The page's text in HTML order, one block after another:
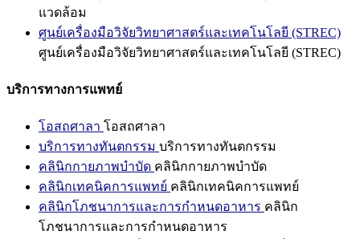
แวดล้อม
ศูนย์เครื่องมือวิจัยวิทยาศาสตร์และเทคโนโลยี (STREC)
ศูนย์เครื่องมือวิจัยวิทยาศาสตร์และเทคโนโลยี (STREC)
บริการทางการแพทย์
โอสถศาลา โอสถศาลา
บริการทางทันตกรรม บริการทางทันตกรรม
คลินิกกายภาพบำบัด คลินิกกายภาพบำบัด
คลินิกเทคนิคการแพทย์ คลินิกเทคนิคการแพทย์
คลินิกโภชนาการและการกำหนดอาหาร คลินิก
โภชนาการและการกำหนดอาหาร